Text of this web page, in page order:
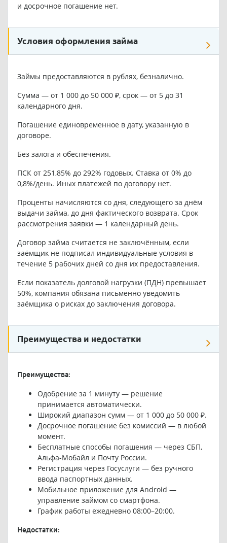
и досрочное погашение нет.
Условия оформления займа
Займы предоставляются в рублях, безналично.
Сумма — от 1 000 до 50 000 ₽, срок — от 5 до 31
календарного дня.
Погашение единовременное в дату, указанную в
договоре.
Без залога и обеспечения.
ПСК от 251,85% до 292% годовых. Ставка от 0% до
0,8%/день. Иных платежей по договору нет.
Проценты начисляются со дня, следующего за днём
выдачи займа, до дня фактического возврата. Срок
рассмотрения заявки — 1 календарный день.
Договор займа считается не заключённым, если
заёмщик не подписал индивидуальные условия в
течение 5 рабочих дней со дня их предоставления.
Если показатель долговой нагрузки (ПДН) превышает
50%, компания обязана письменно уведомить
заёмщика о рисках до заключения договора.
Преимущества и недостатки
Преимущества:
Одобрение за 1 минуту — решение
принимается автоматически.
Широкий диапазон сумм — от 1 000 до 50 000 ₽.
Досрочное погашение без комиссий — в любой
момент.
Бесплатные способы погашения — через СБП,
Альфа-Мобайл и Почту России.
Регистрация через Госуслуги — без ручного
ввода паспортных данных.
Мобильное приложение для Android —
управление займом со смартфона.
График работы ежедневно 08:00–20:00.
Недостатки: